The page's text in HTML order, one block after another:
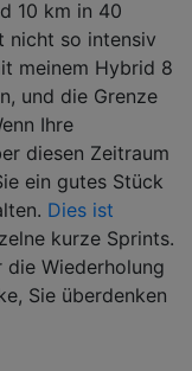
10 km in 40
nicht so intensiv
meinem Hybrid 8
und die Grenze
Ihre
diesen Zeitraum
ein gutes Stück
Dies ist
kurze Sprints.
Wiederholung
Sie überdenken